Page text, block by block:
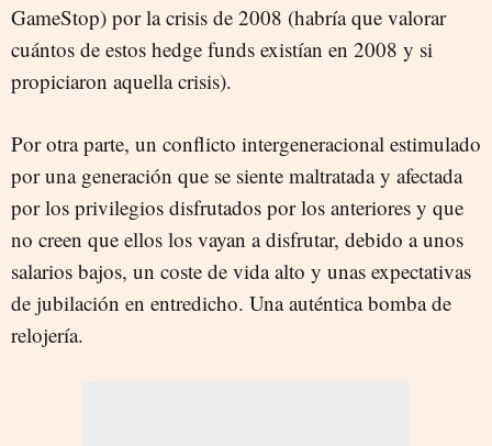
GameStop) por la crisis de 2008 (habría que valorar
cuántos de estos hedge funds existían en 2008 y si
propiciaron aquella crisis).
Por otra parte, un conflicto intergeneracional estimulado
por una generación que se siente maltratada y afectada
por los privilegios disfrutados por los anteriores y que
no creen que ellos los vayan a disfrutar, debido a unos
salarios bajos, un coste de vida alto y unas expectativas
de jubilación en entredicho. Una auténtica bomba de
relojería.